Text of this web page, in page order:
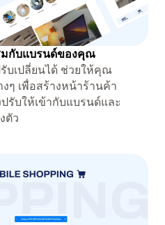
มกับแบรนด์ของคุณ
บเปลี่ยนได้ ช่วยให้คุณ
ๆ เพื่อสร้างหน้าร้านค้า
รับให้เข้ากับแบรนด์และ
ตัว